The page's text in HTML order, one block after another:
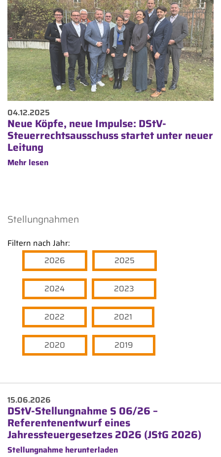
04.12.2025
Neue Köpfe, neue Impulse: DStV-
Steuerrechtsausschuss startet unter neuer
Leitung
Mehr lesen
Stellungnahmen
Filtern nach Jahr:
2026
2025
2024 2023
2022 2021
2020 2019
15.06.2026
DStV-Stellungnahme S 06/26 –
Referentenentwurf eines
Jahressteuergesetzes 2026 (JStG 2026)
Stellungnahme herunterladen